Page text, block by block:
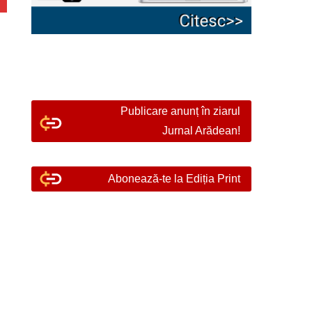
Publicare anunț în ziarul
Jurnal Arădean!
Abonează-te la Ediția Print